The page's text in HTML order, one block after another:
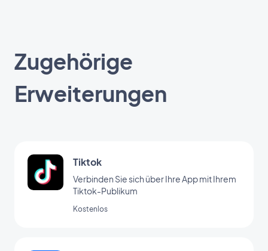
Zugehörige
Erweiterungen
Tiktok
Verbinden Sie sich über Ihre App mit Ihrem
Tiktok-Publikum
Kostenlos